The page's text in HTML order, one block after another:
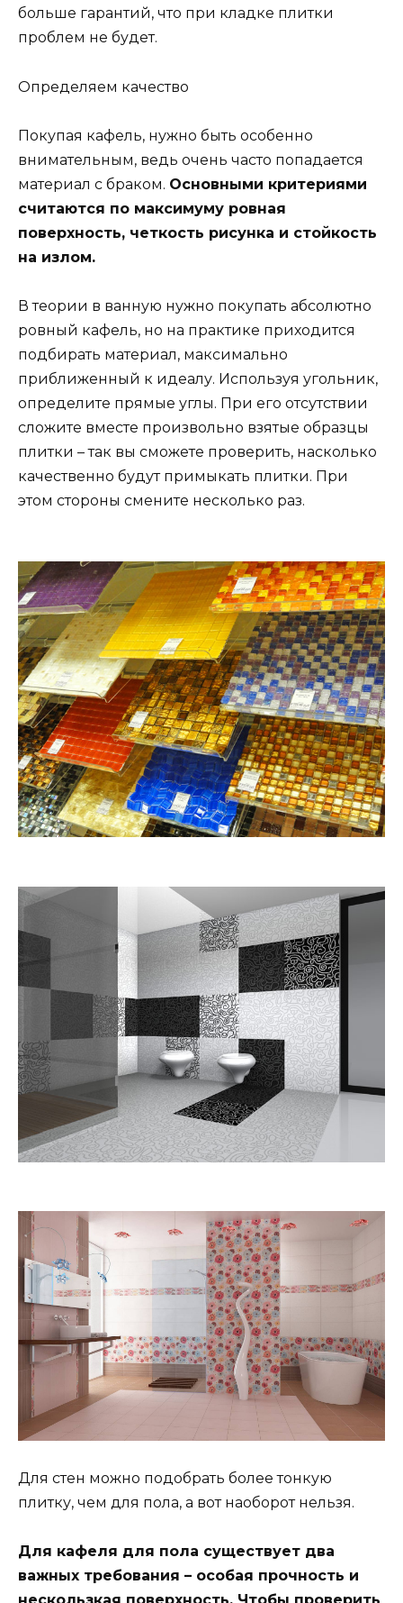
больше гарантий, что при кладке плитки
проблем не будет.
Определяем качество
Покупая кафель, нужно быть особенно
внимательным, ведь очень часто попадается
материал с браком. Основными критериями
считаются по максимуму ровная
поверхность, четкость рисунка и стойкость
на излом.
В теории в ванную нужно покупать абсолютно
ровный кафель, но на практике приходится
подбирать материал, максимально
приближенный к идеалу. Используя угольник,
определите прямые углы. При его отсутствии
сложите вместе произвольно взятые образцы
плитки – так вы сможете проверить, насколько
качественно будут примыкать плитки. При
этом стороны смените несколько раз.
Для стен можно подобрать более тонкую
плитку, чем для пола, а вот наоборот нельзя.
Для кафеля для пола существует два
важных требования – особая прочность и